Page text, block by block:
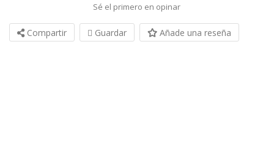
Sé el primero en opinar
Compartir Guardar Añade una reseña